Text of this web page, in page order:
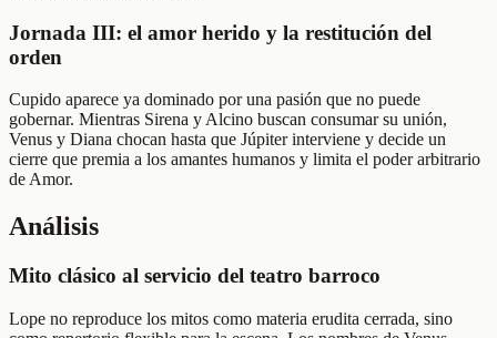
Jornada III: el amor herido y la restitución del
orden
Cupido aparece ya dominado por una pasión que no puede
gobernar. Mientras Sirena y Alcino buscan consumar su unión,
Venus y Diana chocan hasta que Júpiter interviene y decide un
cierre que premia a los amantes humanos y limita el poder arbitrario
de Amor.
Análisis
Mito clásico al servicio del teatro barroco
Lope no reproduce los mitos como materia erudita cerrada, sino